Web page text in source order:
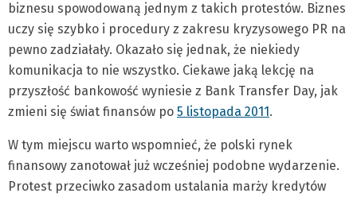
biznesu spowodowaną jednym z takich protestów. Biznes
uczy się szybko i procedury z zakresu kryzysowego PR na
pewno zadziałały. Okazało się jednak, że niekiedy
komunikacja to nie wszystko. Ciekawe jaką lekcję na
przyszłość bankowość wyniesie z Bank Transfer Day, jak
zmieni się świat finansów po 5 listopada 2011.
W tym miejscu warto wspomnieć, że polski rynek
finansowy zanotował już wcześniej podobne wydarzenie.
Protest przeciwko zasadom ustalania marży kredytów